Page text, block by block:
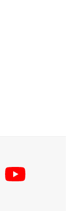
【Twitter】